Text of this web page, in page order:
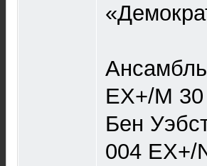
EX+/M 30
Бен
004 EX+/